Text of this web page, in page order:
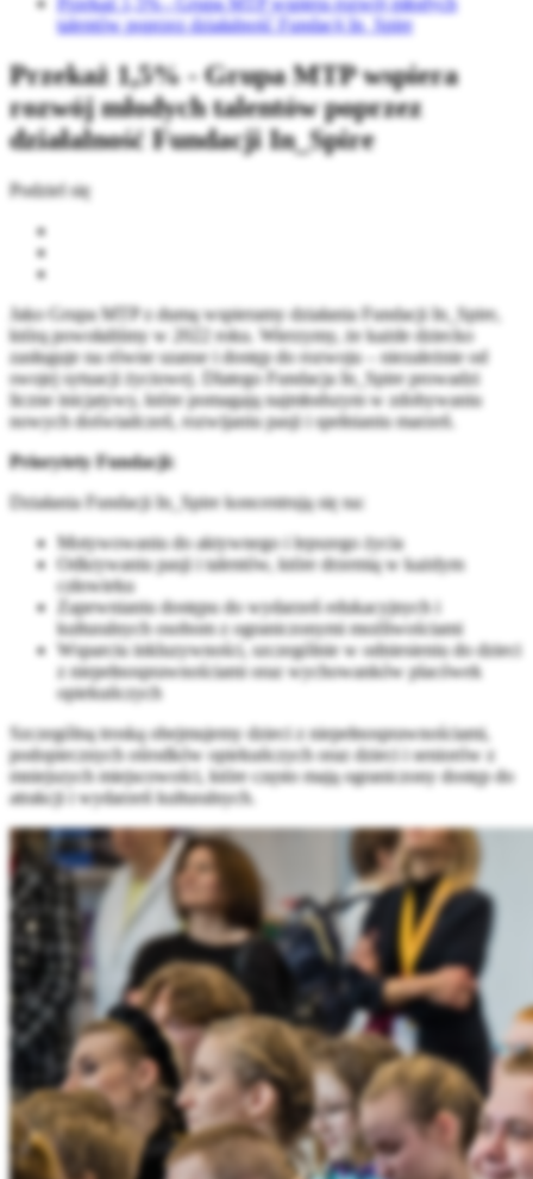
talentów poprzez działalność Fundacji In_Spire
Przekaż 1,5% - Grupa MTP wspiera
rozwój młodych talentów poprzez
działalność Fundacji In_Spire
Podziel się
Jako Grupa MTP z dumą wspieramy działania Fundacji In_Spire,
którą powołaliśmy w 2022 roku. Wierzymy, że każde dziecko
zasługuje na równe szanse i dostęp do rozwoju – niezależnie od
swojej sytuacji życiowej. Dlatego Fundacja In_Spire prowadzi
liczne inicjatywy, które pomagają najmłodszym w zdobywaniu
nowych doświadczeń, rozwijaniu pasji i spełnianiu marzeń.
Priorytety Fundacji:
Działania Fundacji In_Spire koncentrują się na:
Motywowaniu do aktywnego i lepszego życia
Odkrywaniu pasji i talentów, które drzemią w każdym
człowieku
Zapewnianiu dostępu do wydarzeń edukacyjnych i
kulturalnych osobom z ograniczonymi możliwościami
Wsparciu inkluzywności, szczególnie w odniesieniu do dzieci
z niepełnosprawnościami oraz wychowanków placówek
opiekuńczych
Szczególną troską obejmujemy dzieci z niepełnosprawnościami,
podopiecznych ośrodków opiekuńczych oraz dzieci i seniorów z
mniejszych miejscowości, które często mają ograniczony dostęp do
atrakcji i wydarzeń kulturalnych.